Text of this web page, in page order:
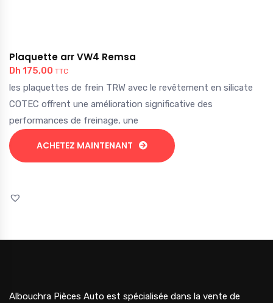
Plaquette arr VW4 Remsa
Dh 175,00 TTC
les plaquettes de frein TRW avec le revêtement en silicate
COTEC offrent une amélioration significative des
performances de freinage, une
ACHETEZ MAINTENANT
Albouchra Pièces Auto est spécialisée dans la vente de